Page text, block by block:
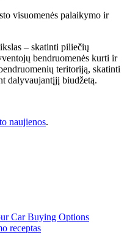
visuomenės palaikymo ir
– skatinti piliečių
bendruomenės kurti ir
teritoriją, skatinti
dalyvaujantįjį biudžetą.
naujienos.
Car Buying Options
receptas